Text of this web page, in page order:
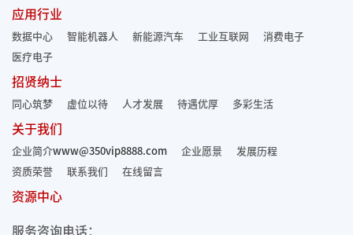
应用行业
数据中心 智能机器人 新能源汽车 工业互联网
消费电子
医疗电子
招贤纳士
同心筑梦 虚位以待 人才发展 待遇优厚 多彩生活
关于我们
企业简介www@350vip8888.com 企业愿景
发展历程
资质荣誉
联系我们 在线留言
资源中心
服务咨询电话：